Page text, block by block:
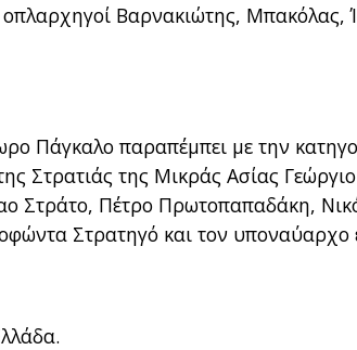
Βαρνακιώτης, Μπακόλας,
Πάγκαλο παραπέμπει με την
Στρατιάς της Μικράς Ασίας
Στράτο, Πέτρο Πρωτοπαπαδάκη,
Στρατηγό και τον